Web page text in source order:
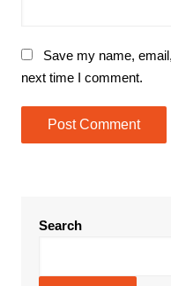
Save my name,
next time I comment.
Search